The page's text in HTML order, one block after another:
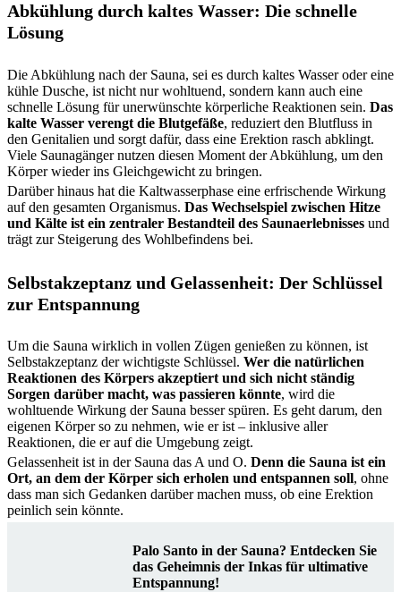
Abkühlung durch kaltes Wasser: Die schnelle
Lösung
Die Abkühlung nach der Sauna, sei es durch kaltes Wasser oder eine
kühle Dusche, ist nicht nur wohltuend, sondern kann auch eine
schnelle Lösung für unerwünschte körperliche Reaktionen sein. Das
kalte Wasser verengt die Blutgefäße, reduziert den Blutfluss in
den Genitalien und sorgt dafür, dass eine Erektion rasch abklingt.
Viele Saunagänger nutzen diesen Moment der Abkühlung, um den
Körper wieder ins Gleichgewicht zu bringen.
Darüber hinaus hat die Kaltwasserphase eine erfrischende Wirkung
auf den gesamten Organismus. Das Wechselspiel zwischen Hitze
und Kälte ist ein zentraler Bestandteil des Saunaerlebnisses und
trägt zur Steigerung des Wohlbefindens bei.
Selbstakzeptanz und Gelassenheit: Der Schlüssel
zur Entspannung
Um die Sauna wirklich in vollen Zügen genießen zu können, ist
Selbstakzeptanz der wichtigste Schlüssel. Wer die natürlichen
Reaktionen des Körpers akzeptiert und sich nicht ständig
Sorgen darüber macht, was passieren könnte, wird die
wohltuende Wirkung der Sauna besser spüren. Es geht darum, den
eigenen Körper so zu nehmen, wie er ist – inklusive aller
Reaktionen, die er auf die Umgebung zeigt.
Gelassenheit ist in der Sauna das A und O. Denn die Sauna ist ein
Ort, an dem der Körper sich erholen und entspannen soll, ohne
dass man sich Gedanken darüber machen muss, ob eine Erektion
peinlich sein könnte.
Palo Santo in der Sauna? Entdecken Sie
das Geheimnis der Inkas für ultimative
Entspannung!